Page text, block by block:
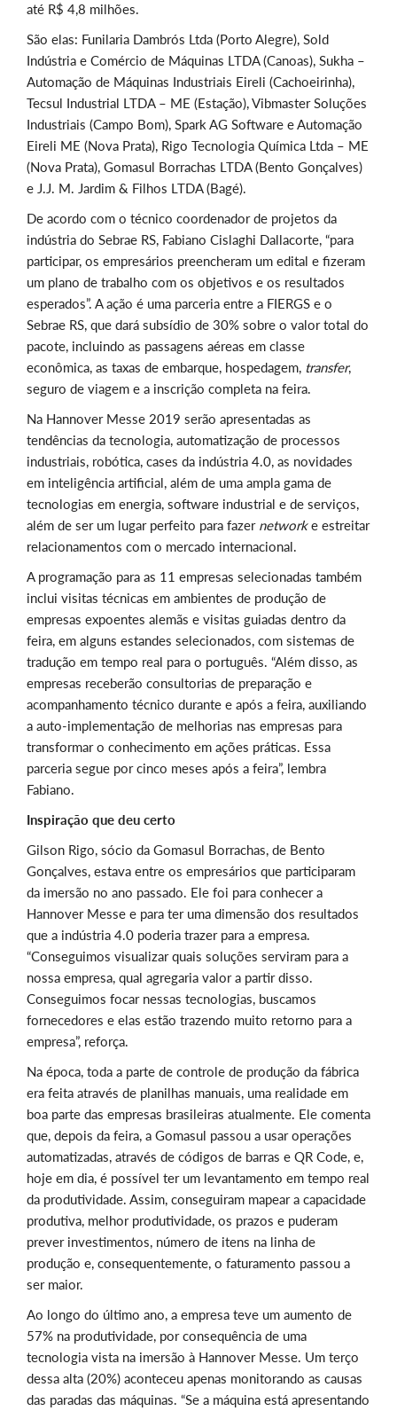
até R$ 4,8 milhões.
São elas: Funilaria Dambrós Ltda (Porto Alegre), Sold
Indústria e Comércio de Máquinas LTDA (Canoas), Sukha –
Automação de Máquinas Industriais Eireli (Cachoeirinha),
Tecsul Industrial LTDA – ME (Estação), Vibmaster Soluções
Industriais (Campo Bom), Spark AG Software e Automação
Eireli ME (Nova Prata), Rigo Tecnologia Química Ltda – ME
(Nova Prata), Gomasul Borrachas LTDA (Bento Gonçalves)
e J.J. M. Jardim & Filhos LTDA (Bagé).
De acordo com o técnico coordenador de projetos da
indústria do Sebrae RS, Fabiano Cislaghi Dallacorte, “para
participar, os empresários preencheram um edital e fizeram
um plano de trabalho com os objetivos e os resultados
esperados”. A ação é uma parceria entre a FIERGS e o
Sebrae RS, que dará subsídio de 30% sobre o valor total do
pacote, incluindo as passagens aéreas em classe
econômica, as taxas de embarque, hospedagem, transfer,
seguro de viagem e a inscrição completa na feira.
Na Hannover Messe 2019 serão apresentadas as
tendências da tecnologia, automatização de processos
industriais, robótica, cases da indústria 4.0, as novidades
em inteligência artificial, além de uma ampla gama de
tecnologias em energia, software industrial e de serviços,
além de ser um lugar perfeito para fazer networke estreitar
relacionamentos com o mercado internacional.
A programação para as 11 empresas selecionadas também
inclui visitas técnicas em ambientes de produção de
empresas expoentes alemãs e visitas guiadas dentro da
feira, em alguns estandes selecionados, com sistemas de
tradução em tempo real para o português. “Além disso, as
empresas receberão consultorias de preparação e
acompanhamento técnico durante e após a feira, auxiliando
a auto-implementação de melhorias nas empresas para
transformar o conhecimento em ações práticas. Essa
parceria segue por cinco meses após a feira”, lembra
Fabiano.
Inspiração que deu certo
Gilson Rigo, sócio da Gomasul Borrachas, de Bento
Gonçalves, estava entre os empresários que participaram
da imersão no ano passado. Ele foi para conhecer a
Hannover Messe e para ter uma dimensão dos resultados
que a indústria 4.0 poderia trazer para a empresa.
“Conseguimos visualizar quais soluções serviram para a
nossa empresa, qual agregaria valor a partir disso.
Conseguimos focar nessas tecnologias, buscamos
fornecedores e elas estão trazendo muito retorno para a
empresa”, reforça.
Na época, toda a parte de controle de produção da fábrica
era feita através de planilhas manuais, uma realidade em
boa parte das empresas brasileiras atualmente. Ele comenta
que, depois da feira, a Gomasul passou a usar operações
automatizadas, através de códigos de barras e QR Code, e,
hoje em dia, é possível ter um levantamento em tempo real
da produtividade. Assim, conseguiram mapear a capacidade
produtiva, melhor produtividade, os prazos e puderam
prever investimentos, número de itens na linha de
produção e, consequentemente, o faturamento passou a
ser maior.
Ao longo do último ano, a empresa teve um aumento de
57% na produtividade, por consequência de uma
tecnologia vista na imersão à Hannover Messe. Um terço
dessa alta (20%) aconteceu apenas monitorando as causas
das paradas das máquinas. “Se a máquina está apresentando